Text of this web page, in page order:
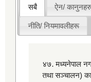
सबै ऐन/
नीति/ नियमावलीहरू
४७. मध्यनेपाल
तथा सञ्चालन)